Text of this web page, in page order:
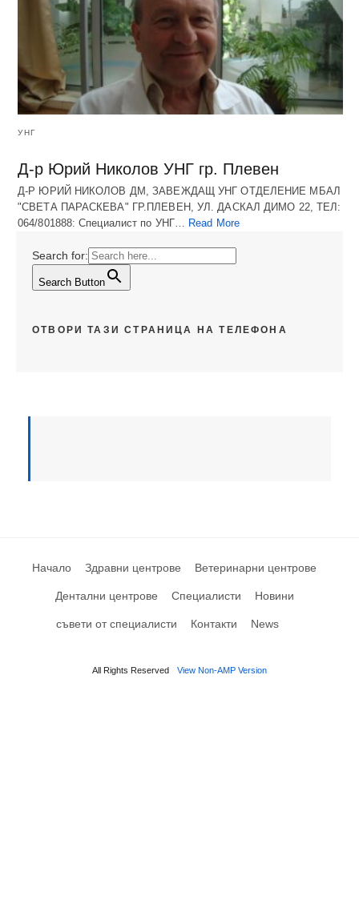
УНГ
Д-р Юрий Николов УНГ гр. Плевен
Д-Р ЮРИЙ НИКОЛОВ ДМ, ЗАВЕЖДАЩ УНГ ОТДЕЛЕНИЕ МБАЛ
"СВЕТА ПАРАСКЕВА" ГР.ПЛЕВЕН, УЛ. ДАСКАЛ ДИМО 22, ТЕЛ:
064/801888: Специалист по УНГ… Read More
Search for:
Search Button
ОТВОРИ ТАЗИ СТРАНИЦА НА ТЕЛЕФОНА
Начало Здравни центрове Ветеринарни центрове
Дентални центрове Специалисти Новини
съвети от специалисти Контакти News
All Rights Reserved View Non-AMP Version